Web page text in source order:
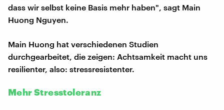
dass wir selbst keine Basis mehr haben", sagt Main
Huong Nguyen.
Main Huong hat verschiedenen Studien
durchgearbeitet, die zeigen: Achtsamkeit macht uns
resilienter, also: stressresistenter.
Mehr Stresstoleranz